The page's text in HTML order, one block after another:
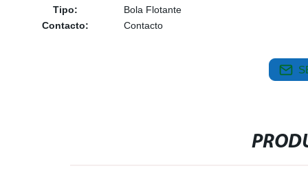
Tipo:
Bola Flotante
Contacto:
Contacto